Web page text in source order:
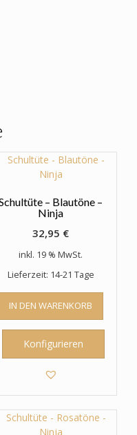
– Blautöne –
Ninja
32,95 €
inkl. 19 % MwSt.
Lieferzeit: 14-21 Tage
IN DEN WARENKORB
Konfigurieren